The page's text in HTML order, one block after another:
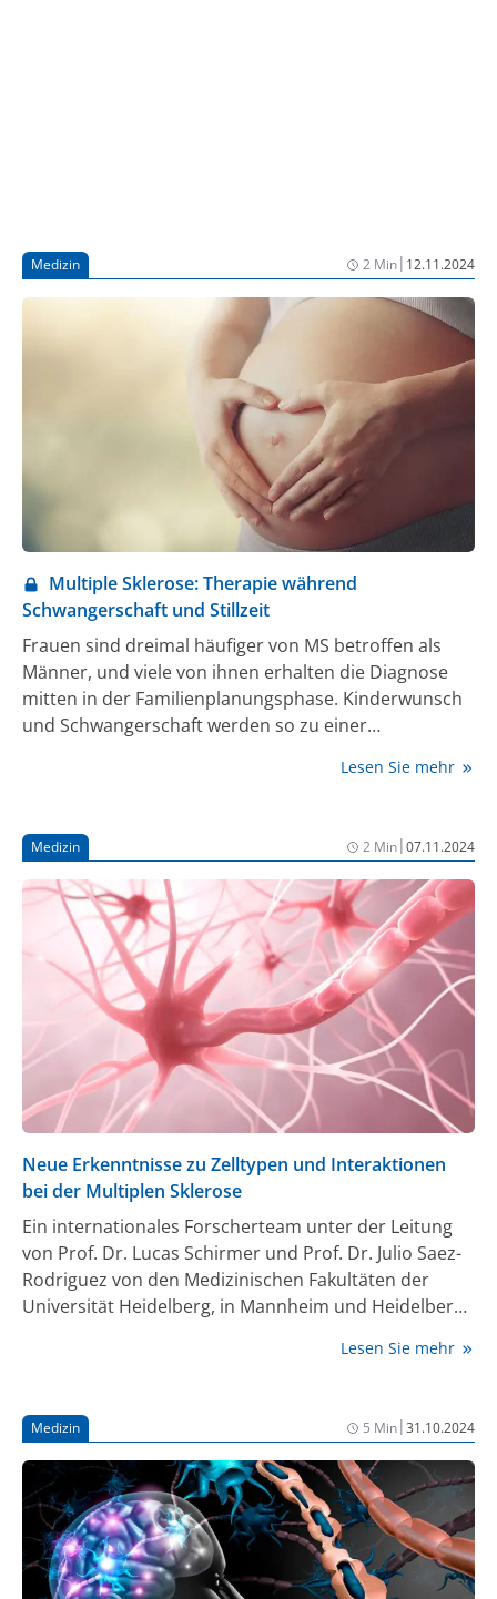
Medizin 2 Min| 12.11.2024
Multiple Sklerose: Therapie während
Schwangerschaft und Stillzeit
Frauen sind dreimal häufiger von MS betroffen als
Männer, und viele von ihnen erhalten die Diagnose
mitten in der Familienplanungsphase. Kinderwunsch
und Schwangerschaft werden so zu einer
geprägt und ein häufiger Grund für den Abbruch
Sicherheit für Mutter und Kind hat bei der
Behandlung der MS höchste Priorität, doch die
Entscheidungen gleichen derzeit, insbesondere bei
den hocheffektiven Therapien, einem Balanceakt.
Lesen Sie mehr
Medizin 2 Min|07.11.2024
Neue Erkenntnisse zu Zelltypen und Interaktionen
bei der Multiplen Sklerose
Ein internationales Forscherteam unter der Leitung
von Prof. Dr. Lucas Schirmer und Prof. Dr. Julio Saez-
Rodriguez von den Medizinischen Fakultäten der
Universität Heidelberg, in Mannheim und Heidelberg,
Läsionen bei Multipler Sklerose (MS) untersucht und
tiefe Einblicke in die molekularen Mechanismen
gewonnen, die das Fortschreiten dieser chronischen
Erkrankung beeinflussen (1).
Lesen Sie mehr
Medizin 5 Min|31.10.2024